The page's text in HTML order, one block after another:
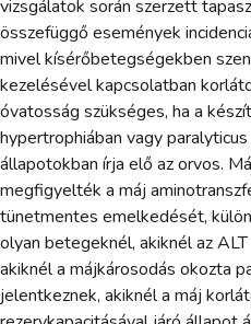
vizsgálatok során szerzett
összefüggő események
mivel kísérőbetegségekben
kezelésével kapcsolatban
óvatosság szükséges, ha a
hypertrophiában vagy
állapotokban írja elő az orvos.
megfigyelték a máj
tünetmentes emelkedését,
olyan betegeknél, akiknél az
akiknél a májkárosodás okozta
jelentkeznek, akiknél a máj